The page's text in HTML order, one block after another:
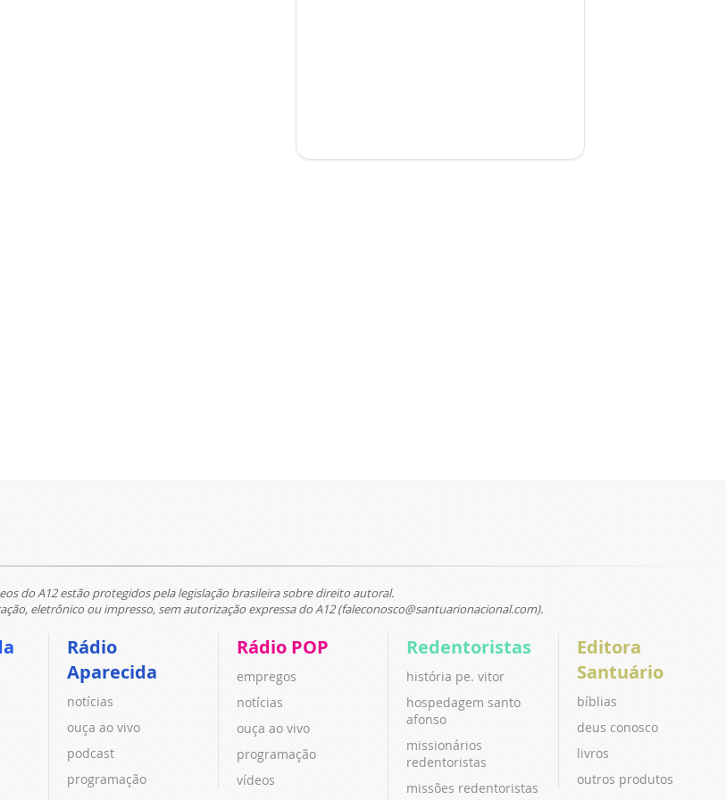
do A12 estão protegidos pela legislação brasileira sobre direito autoral.
eletrônico ou impresso, sem autorização expressa do A12 (faleconosco@santuarionacional.com).
Rádio
Aparecida
notícias
ouça ao vivo
podcast
programação
Rádio POP
empregos
notícias
ouça ao vivo
programação
vídeos
Redentoristas
história pe. vitor
hospedagem santo
afonso
missionários
redentoristas
missões redentoristas
Editora
Santuário
bíblias
deus conosco
livros
outros produtos